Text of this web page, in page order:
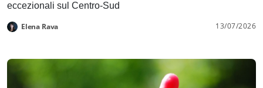
eccezionali sul Centro-Sud
Elena Rava 13/07/2026